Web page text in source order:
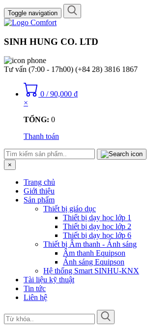
Toggle navigation
SINH HUNG CO. LTD
Tư vấn (7:00 - 17h00) (+84 28) 3816 1867
0 / 90,000 ₫
×
TỔNG: 0
Thanh toán
×
Trang chủ
Giới thiệu
Sản phẩm
Thiết bị giáo dục
Thiết bị dạy học lớp 1
Thiết bị dạy học lớp 2
Thiết bị dạy học lớp 6
Thiết bị Âm thanh - Ánh sáng
Âm thanh Equipson
Ánh sáng Equipson
Hệ thống Smart SINHU-KNX
Tài liệu kỹ thuật
Tin tức
Liên hệ